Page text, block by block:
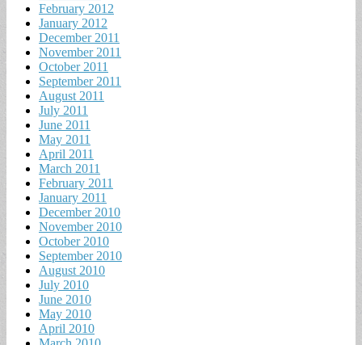
February 2012
January 2012
December 2011
November 2011
October 2011
September 2011
August 2011
July 2011
June 2011
May 2011
April 2011
March 2011
February 2011
January 2011
December 2010
November 2010
October 2010
September 2010
August 2010
July 2010
June 2010
May 2010
April 2010